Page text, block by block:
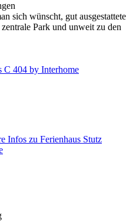
sich wünscht, gut ausgestattete
Park und unweit zu den
C 404 by Interhome
Infos zu Ferienhaus Stutz